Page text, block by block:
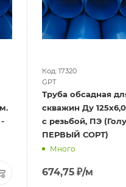
Код: 17320
GPT
Труба обсадная
скважин Ду 125х6,0 L-3 м.
с резьбой, ПЭ (Голубая -
ПЕРВЫЙ СОРТ)
Много
674,75₽/м